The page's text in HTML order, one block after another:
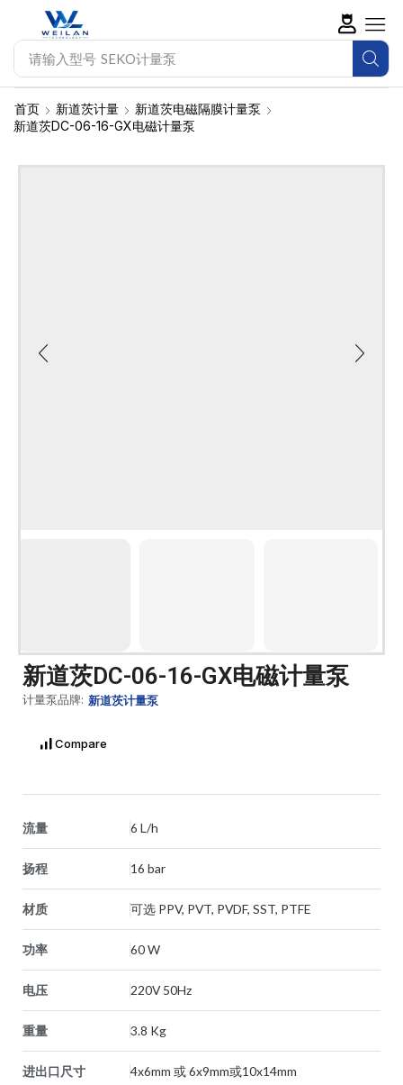
请输入型号 新道茨计量泵
首页 新道茨计量
新道茨电磁隔膜计量泵
新道茨DC-06-16-GX电磁计量泵
新道茨DC-06-16-GX电磁计量泵
计量泵品牌: 新道茨计量泵
Compare
流量 6 L/h
扬程 16 bar
材质 可选 PPV, PVT, PVDF, SST, PTFE
功率 60 W
电压 220V 50Hz
重量 3.8 Kg
进出口尺寸 4x6mm 或 6x9mm或10x14mm